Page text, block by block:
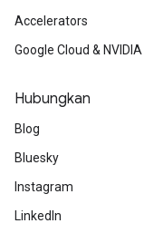
Accelerators
Google Cloud & NVIDIA
Hubungkan
Blog
Bluesky
Instagram
LinkedIn